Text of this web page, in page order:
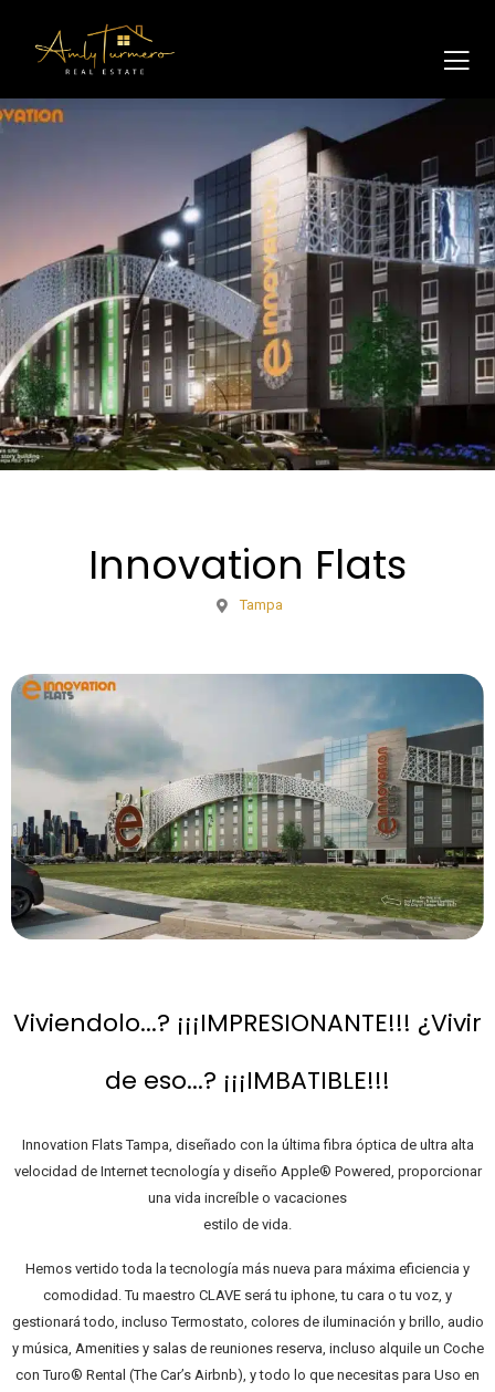
Innovation Flats
Tampa
Viviendolo...? ¡¡¡IMPRESIONANTE!!! ¿Vivir
de eso...? ¡¡¡IMBATIBLE!!!
Innovation Flats Tampa, diseñado con la última fibra óptica de ultra alta
velocidad de Internet tecnología y diseño Apple® Powered, proporcionar
una vida increíble o vacaciones
estilo de vida.
Hemos vertido toda la tecnología más nueva para máxima eficiencia y
comodidad. Tu maestro CLAVE será tu iphone, tu cara o tu voz, y
gestionará todo, incluso Termostato, colores de iluminación y brillo, audio
y música, Amenities y salas de reuniones reserva, incluso alquile un Coche
con Turo® Rental (The Car’s Airbnb), y todo lo que necesitas para Uso en